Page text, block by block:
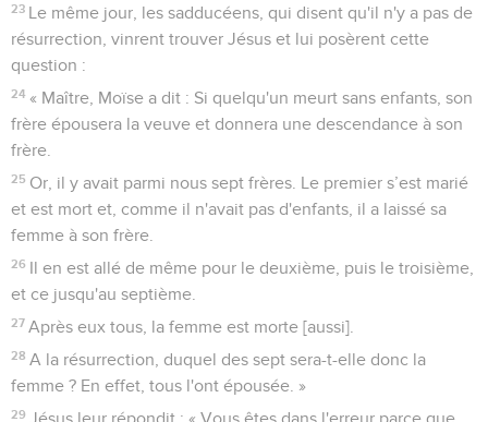
23 Le même jour, les sadducéens, qui disent qu'il n'y a pas de
résurrection, vinrent trouver Jésus et lui posèrent cette
question :
24 « Maître, Moïse a dit : Si quelqu'un meurt sans enfants, son
frère épousera la veuve et donnera une descendance à son
frère.
25 Or, il y avait parmi nous sept frères. Le premier s’est marié
et est mort et, comme il n'avait pas d'enfants, il a laissé sa
femme à son frère.
26 Il en est allé de même pour le deuxième, puis le troisième,
et ce jusqu'au septième.
27 Après eux tous, la femme est morte [aussi].
28 A la résurrection, duquel des sept sera-t-elle donc la
femme ? En effet, tous l'ont épousée. »
29 Jésus leur répondit : « Vous êtes dans l'erreur parce que